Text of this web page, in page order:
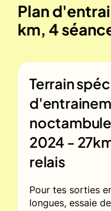
Plan
km, 4
Terrain
2024 -
relais
Pour tes sorties
longues, essaie